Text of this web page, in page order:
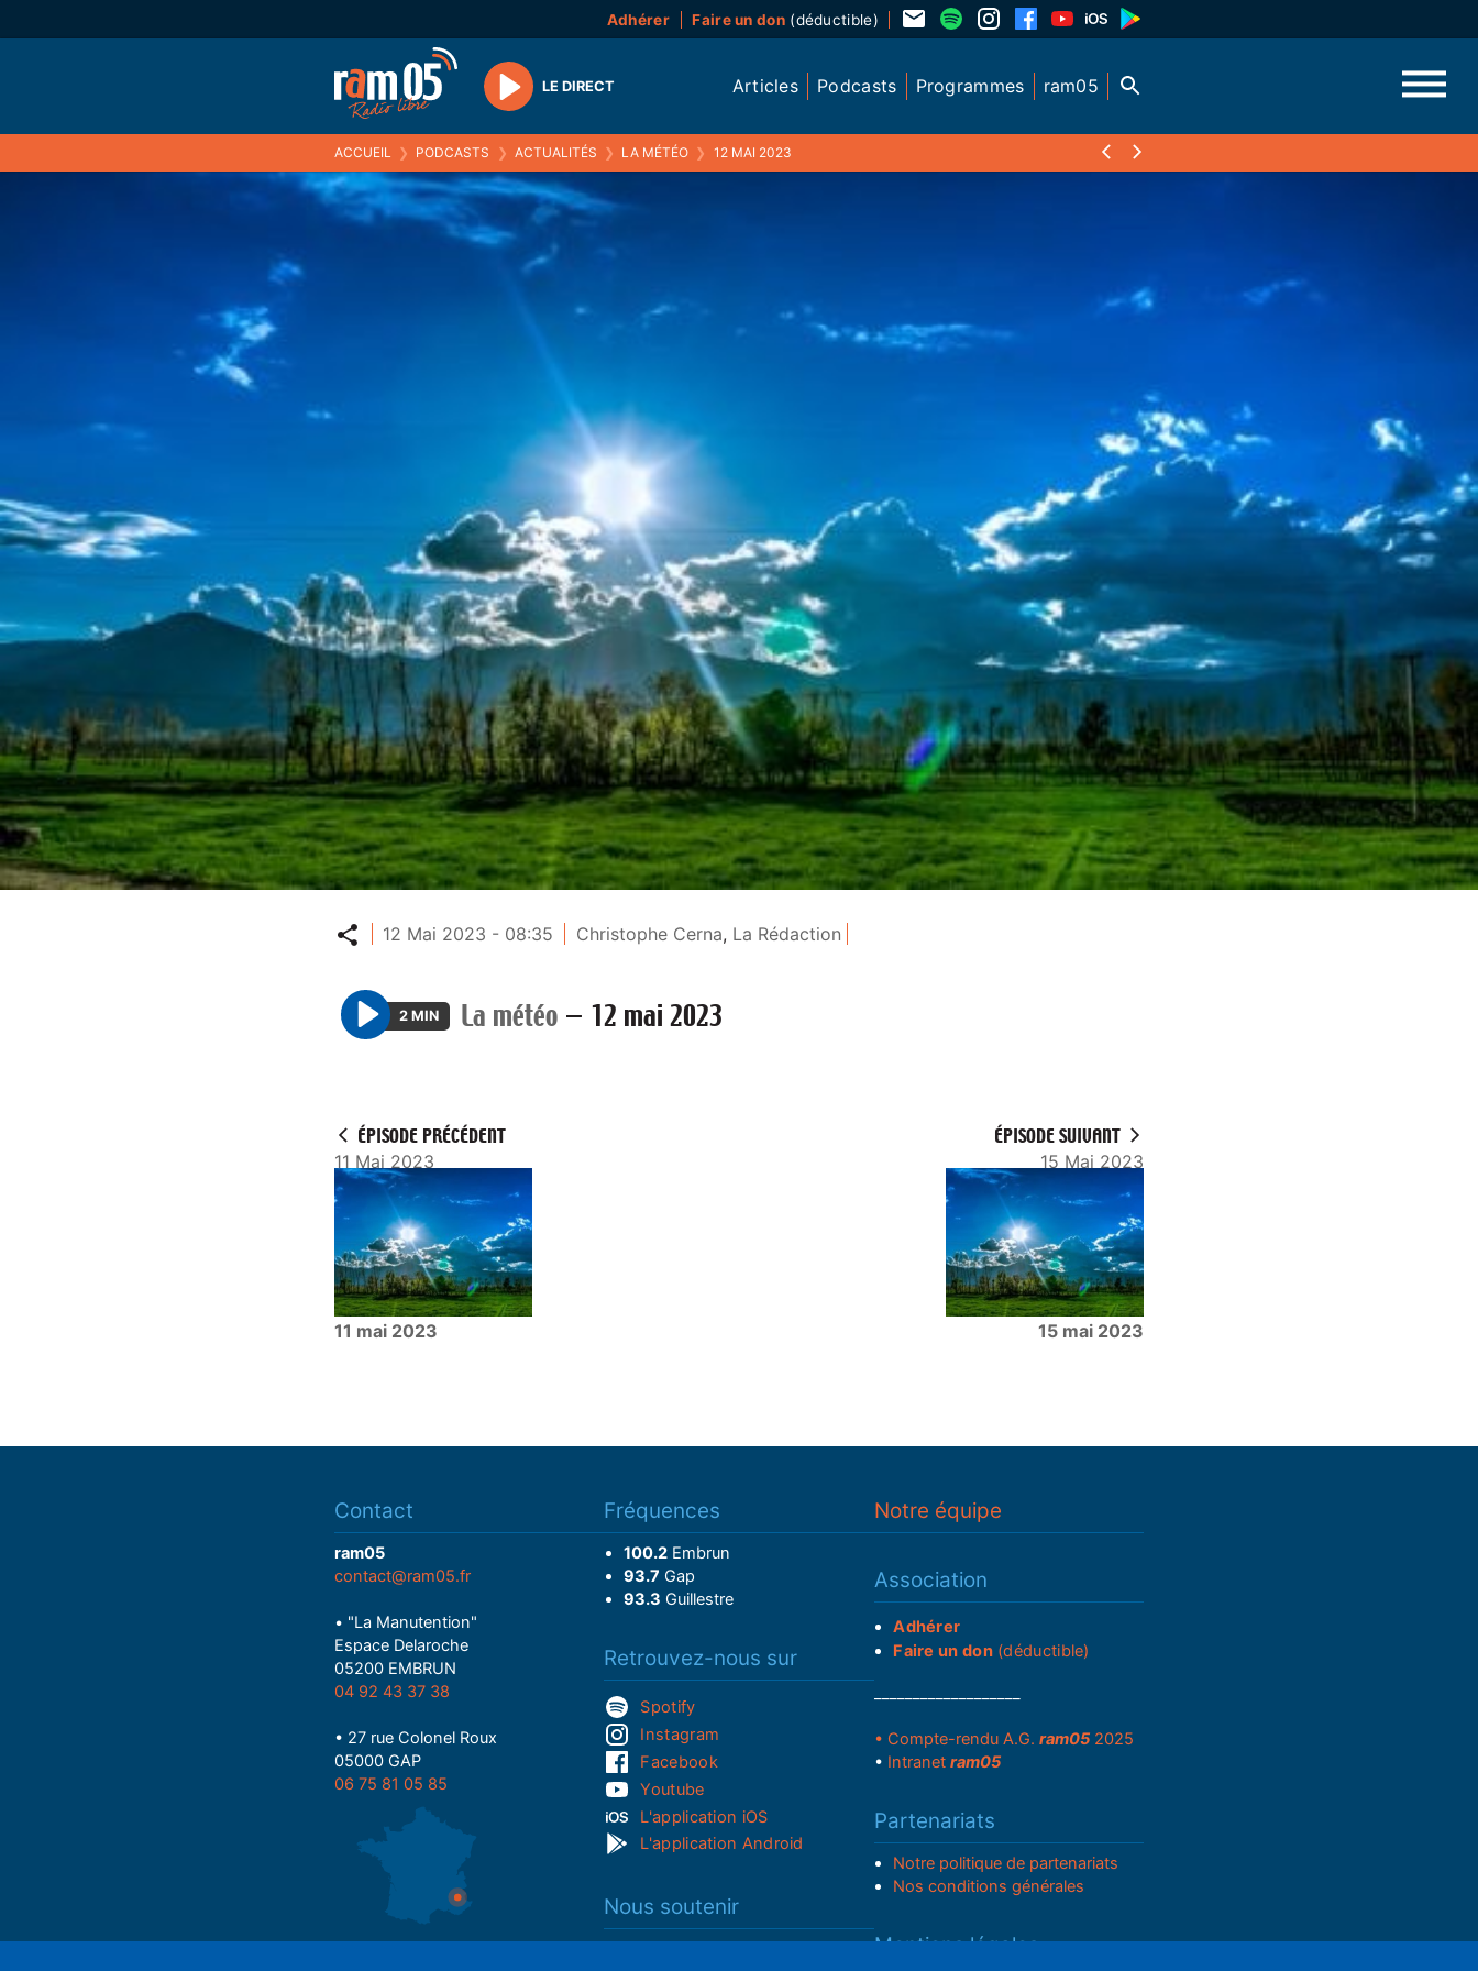
Adhérer Faire un don(déductible)
Play
LE DIRECT Articles Podcasts Programmes ram05
ACCUEIL ❯ PODCASTS ❯ ACTUALITÉS ❯ LA MÉTÉO ❯ 12 MAI 2023
Partager
12 Mai 2023 - 08:35 Christophe Cerna, La Rédaction
P
2 MIN La météo — 12 mai 2023
ÉPISODE PRÉCÉDENT
11 Mai 2023
11 mai 2023
ÉPISODE SUIVANT
15 Mai 2023
15 mai 2023
Contact
ram05
contact@ram05.fr
• "La Manutention"
Espace Delaroche
05200 EMBRUN
04 92 43 37 38
• 27 rue Colonel Roux
05000 GAP
06 75 81 05 85
Fréquences
100.2Embrun
93.7 Gap
93.3 Guillestre
Retrouvez-nous sur
Spotify
Instagram
Facebook
Youtube
L'application iOS
L'application Android
Nous soutenir
Notre équipe
Association
Adhérer
Faire un don(déductible)
• Compte-rendu A.G. ram052025
• Intranet ram05
Partenariats
Notre politique de partenariats
Nos conditions générales
Mentions légales